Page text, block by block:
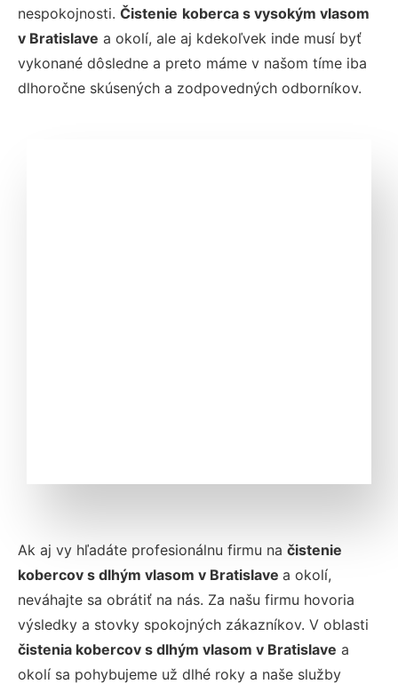
nespokojnosti. Čistenie koberca s vysokým vlasom
v Bratislave a okolí, ale aj kdekoľvek inde musí byť
vykonané dôsledne a preto máme v našom tíme iba
dlhoročne skúsených a zodpovedných odborníkov.
Ak aj vy hľadáte profesionálnu firmu na čistenie
kobercov s dlhým vlasom v Bratislave a okolí,
neváhajte sa obrátiť na nás. Za našu firmu hovoria
výsledky a stovky spokojných zákazníkov. V oblasti
čistenia kobercov s dlhým vlasom v Bratislave a
okolí sa pohybujeme už dlhé roky a naše služby